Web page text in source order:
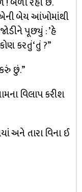
બેય આંખોમાંથી
પૂછ્યું : ’હે
કરતું‘તું ?”
છું.”
વિલાપ કરીશ
અને તારા વિના ઈ